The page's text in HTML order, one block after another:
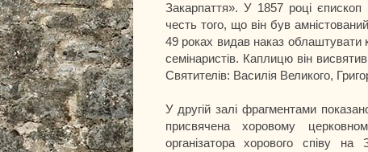
Закарпаття». У 1857 році єпископ
честь того, що він був
49 роках видав наказ облаштувати
семінаристів. Каплицю він
Святителів: Василія Великого,
У другій залі фрагментами
присвячена хоровому
організатора хорового співу